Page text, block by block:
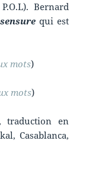
Bernard
sensure qui est
mots)
mots)
traduction en
Casablanca,